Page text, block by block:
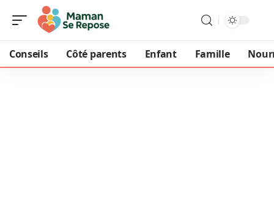
Conseils Côté parents Enfant Famille